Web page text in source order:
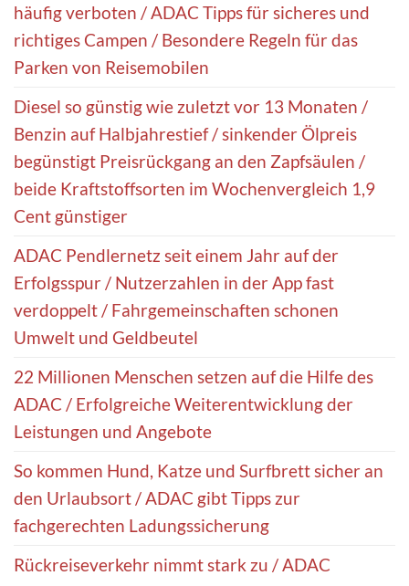
häufig verboten / ADAC Tipps für sicheres und
richtiges Campen / Besondere Regeln für das
Parken von Reisemobilen
Diesel so günstig wie zuletzt vor 13 Monaten /
Benzin auf Halbjahrestief / sinkender Ölpreis
begünstigt Preisrückgang an den Zapfsäulen /
beide Kraftstoffsorten im Wochenvergleich 1,9
Cent günstiger
ADAC Pendlernetz seit einem Jahr auf der
Erfolgsspur / Nutzerzahlen in der App fast
verdoppelt / Fahrgemeinschaften schonen
Umwelt und Geldbeutel
22 Millionen Menschen setzen auf die Hilfe des
ADAC / Erfolgreiche Weiterentwicklung der
Leistungen und Angebote
So kommen Hund, Katze und Surfbrett sicher an
den Urlaubsort / ADAC gibt Tipps zur
fachgerechten Ladungssicherung
Rückreiseverkehr nimmt stark zu / ADAC